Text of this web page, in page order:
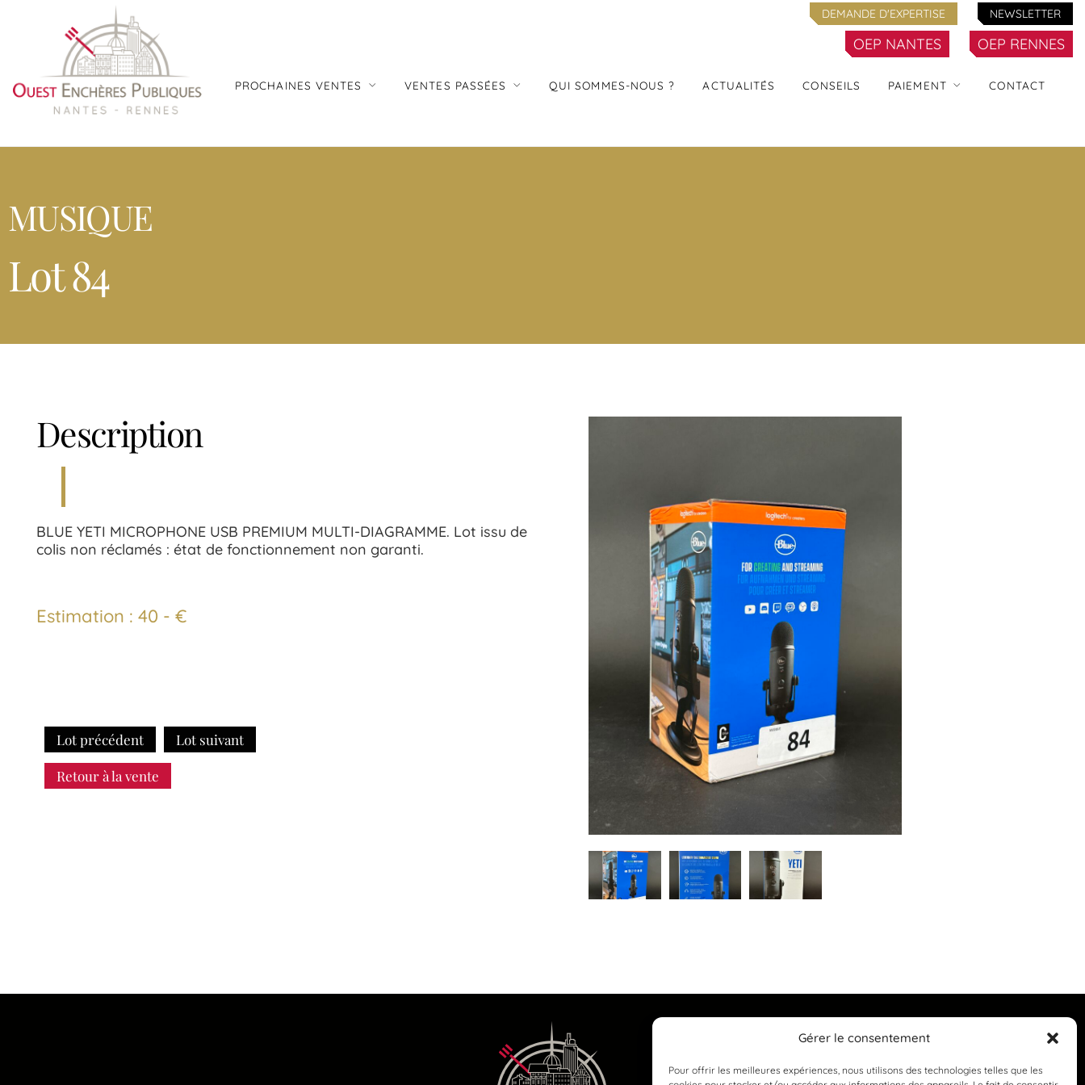
Gérer le consentement
Pour offrir les meilleures expériences, nous utilisons des technologies telles que les
DEMANDE D'EXPERTISE NEWSLETTER
OEP NANTES OEP RENNES
PROCHAINES VENTES VENTES PASSÉES QUI SOMMES-NOUS ? ACTUALITÉS CONSEILS PAIEMENT CONTACT
MUSIQUE
Lot 84
Description
BLUE YETI MICROPHONE USB PREMIUM MULTI-DIAGRAMME. Lot issu de
colis non réclamés : état de fonctionnement non garanti.
Estimation : 40 - €
Lot précédent Lot suivant
Retour à la vente